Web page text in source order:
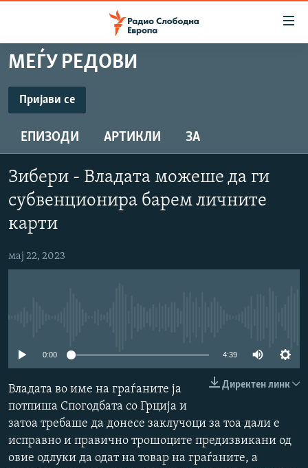
Оди
на
содржината
Оди
главната
навигација
Премини
пребарување
МАКЕДОНИЈА
СВЕТ
ШТО ТРЕБА ДА ЗНАЕТЕ
ПРИЈАВИ СЕ ЗА ЊУЗЛЕТЕР
ПОДКАСТ ЗОШТО?
СЛЕДЕТЕ НЕ
МЕЃУ РЕДОВИ
Пријави се
ЕПИЗОДИ АРТИКЛИ ЗА
Зибери - Владата можеше да ги
субвенционира барем личните
карти
мај 22, 2023
0:00 4:39
Директен линк
Владата во име на граѓаните ја
потпиша Спогодбата со Грција и
затоа требаше да донесе заклучоци за тоа дали е
исправно и правично трошоците предизвикани од
овие одлуки да одат на товар на граѓаните, а